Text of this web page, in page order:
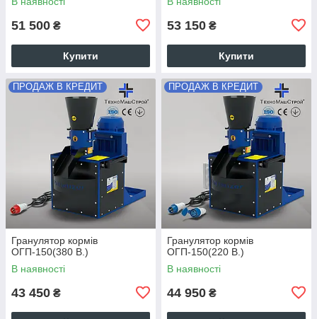
51 500 ₴
Купити
53 150 ₴
Купити
ПРОДАЖ В КРЕДИТ
Гранулятор кормів
ОГП-150(380 В.)
В наявності
43 450 ₴
ПРОДАЖ В КРЕДИТ
Гранулятор кормів
ОГП-150(220 В.)
В наявності
44 950 ₴